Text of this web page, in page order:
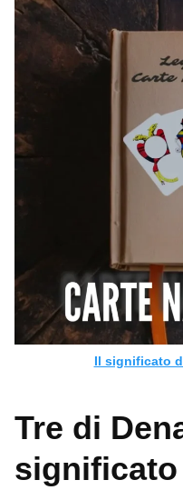
Il significato
Tre di
significato